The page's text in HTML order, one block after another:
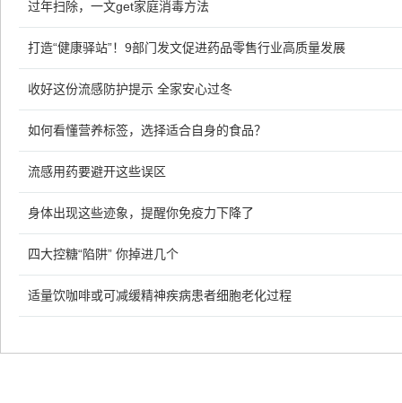
过年扫除，一文get家庭消毒方法
打造“健康驿站”！9部门发文促进药品零售行业高质量发展
收好这份流感防护提示 全家安心过冬
如何看懂营养标签，选择适合自身的食品？
流感用药要避开这些误区
身体出现这些迹象，提醒你免疫力下降了
四大控糖“陷阱” 你掉进几个
适量饮咖啡或可减缓精神疾病患者细胞老化过程